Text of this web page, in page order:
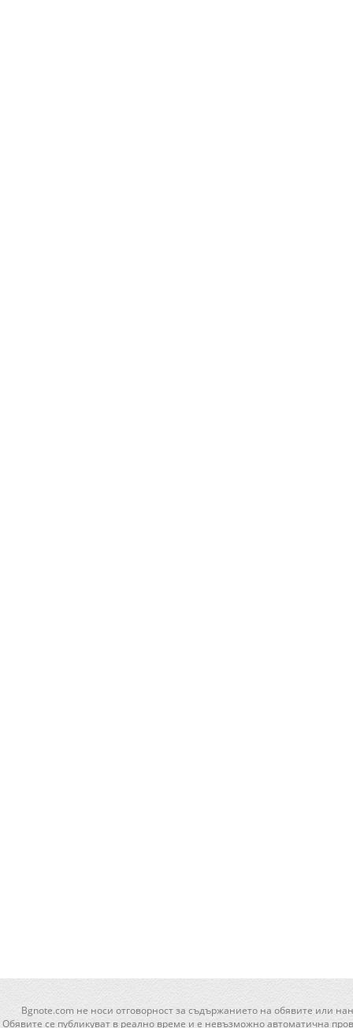
Bgnote.com не носи отговорност за съдържанието на обявите или
Обявите се публикуват в реално време и е невъзможно автоматична